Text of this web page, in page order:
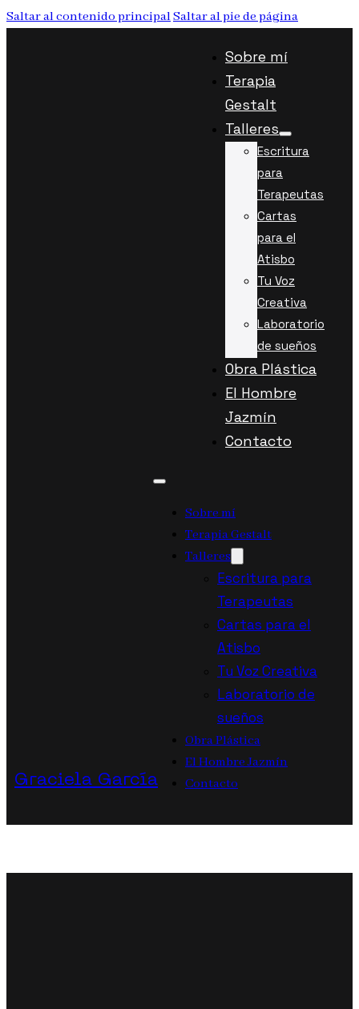
Saltar al contenido principalSaltar al pie de página
Graciela García
Sobre mí
Terapia
Gestalt
Talleres
Escritura
para
Terapeutas
Cartas
para el
Atisbo
Tu Voz
Creativa
Laboratorio
de sueños
Obra Plástica
El Hombre
Jazmín
Contacto
Sobre mí
Terapia Gestalt
Talleres
Escritura para
Terapeutas
Cartas para el
Atisbo
Tu Voz Creativa
Laboratorio de
sueños
Obra Plástica
El Hombre Jazmín
Contacto